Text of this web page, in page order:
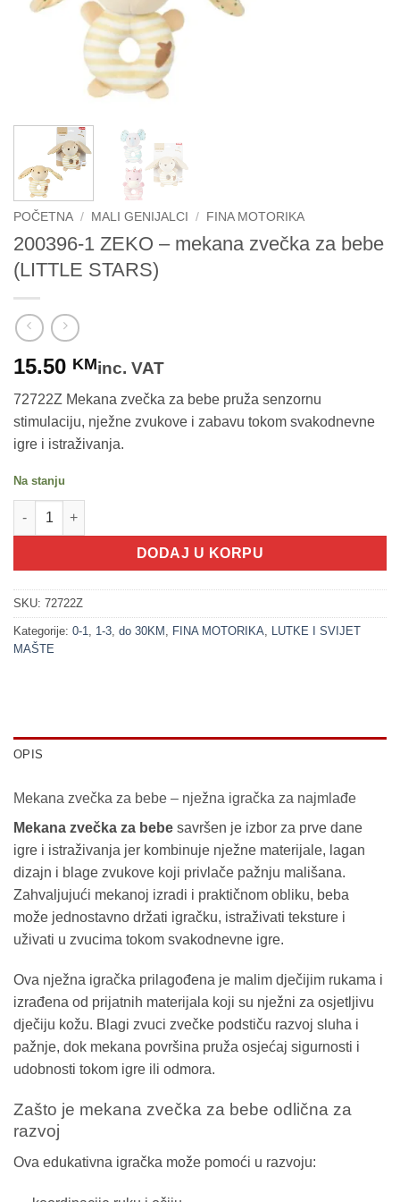
POČETNA / MALI GENIJALCI / FINA MOTORIKA
200396-1 ZEKO – mekana zvečka za bebe
(LITTLE STARS)
15.50 KMinc. VAT
72722Z Mekana zvečka za bebe pruža senzornu
stimulaciju, nježne zvukove i zabavu tokom svakodnevne
igre i istraživanja.
Na stanju
200396-1 ZEKO - mekana zvečka za bebe (LITTLE STARS)
DODAJ U KORPU
SKU: 72722Z
Kategorije: 0-1 1-3 do 30KM FINA MOTORIKA
LUTKE I SVIJET
MAŠTE
OPIS
Mekana zvečka za bebe – nježna igračka za najmlađe
Mekana zvečka za bebe savršen je izbor za prve dane
igre i istraživanja jer kombinuje nježne materijale, lagan
dizajn i blage zvukove koji privlače pažnju mališana.
Zahvaljujući mekanoj izradi i praktičnom obliku, beba
može jednostavno držati igračku, istraživati teksture i
uživati u zvucima tokom svakodnevne igre.
Ova nježna igračka prilagođena je malim dječijim rukama i
izrađena od prijatnih materijala koji su nježni za osjetljivu
dječiju kožu. Blagi zvuci zvečke podstiču razvoj sluha i
pažnje, dok mekana površina pruža osjećaj sigurnosti i
udobnosti tokom igre ili odmora.
Zašto je mekana zvečka za bebe odlična za
razvoj
Ova edukativna igračka može pomoći u razvoju: